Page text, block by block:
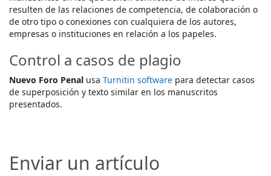
resulten de las relaciones de competencia, de colaboración o
de otro tipo o conexiones con cualquiera de los autores,
empresas o instituciones en relación a los papeles.
Control a casos de plagio
Nuevo Foro Penal usa Turnitin software para detectar casos
de superposición y texto similar en los manuscritos
presentados.
Enviar un artículo